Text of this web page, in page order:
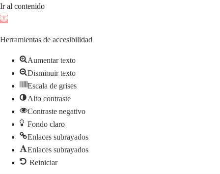
Ir al contenido
Abrir
de
herramientas
Herramientas de accesibilidad
Aumentar texto
Disminuir texto
Escala de grises
Alto contraste
Contraste negativo
Fondo claro
Enlaces subrayados
Enlaces subrayados
Reiniciar